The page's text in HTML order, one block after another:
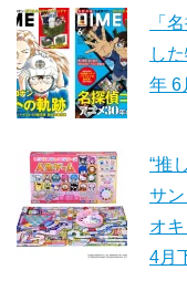
「
し
年 6
“推
サ
オ
4月